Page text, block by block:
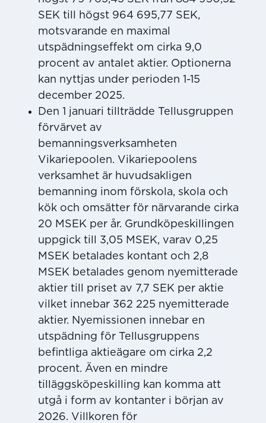
SEK till högst 964 695,77 SEK,
motsvarande en maximal
utspädningseffekt om cirka 9,0
procent av antalet aktier. Optionerna
kan nyttjas under perioden 1-15
december 2025.
Den 1 januari tillträdde Tellusgruppen
förvärvet av
bemanningsverksamheten
Vikariepoolen. Vikariepoolens
verksamhet är huvudsakligen
bemanning inom förskola, skola och
kök och omsätter för närvarande cirka
20 MSEK per år. Grundköpeskillingen
uppgick till 3,05 MSEK, varav 0,25
MSEK betalades kontant och 2,8
MSEK betalades genom nyemitterade
aktier till priset av 7,7 SEK per aktie
vilket innebar 362 225 nyemitterade
aktier. Nyemissionen innebar en
utspädning för Tellusgruppens
befintliga aktieägare om cirka 2,2
procent. Även en mindre
tilläggsköpeskilling kan komma att
utgå i form av kontanter i början av
2026. Villkoren för